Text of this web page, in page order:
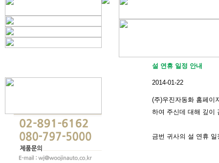
설 연휴 일정 안내
2014-01-22
(주)우진자동화 홈페이
하여 주신데 대해 깊이
금번 귀사의 설 연휴